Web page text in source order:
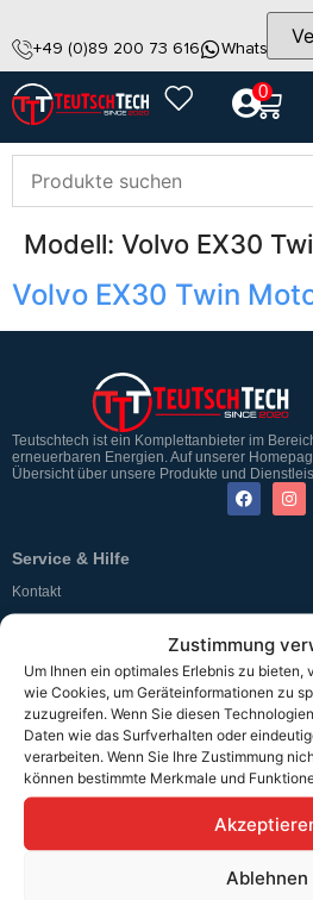
Zustimmung
Um Ihnen ein optimales Erlebnis zu
wie Cookies, um Geräteinformationen zu
zuzugreifen. Wenn Sie diesen
Daten wie das Surfverhalten oder
verarbeiten. Wenn Sie Ihre Zustimmung
können bestimmte Merkmale und
Ablehnen
+49 (0)89 200 73 616 WhatsApp
0
Modell: Volvo EX30
Volvo EX30 Twin
Teutschtech ist ein Komplettanbieter im
erneuerbaren Energien. Auf unserer
Übersicht über unsere Produkte und
Service & Hilfe
Kontakt
Rücknahmen & Gewährleistung
Erklärung §12 Abs. 3 UStG
Versand